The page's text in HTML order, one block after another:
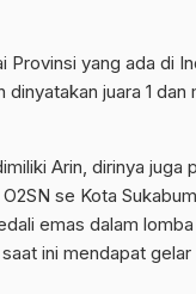
yang ada di
juara 1 dan
Arin, dirinya juga
se Kota
emas dalam
ini mendapat gelar